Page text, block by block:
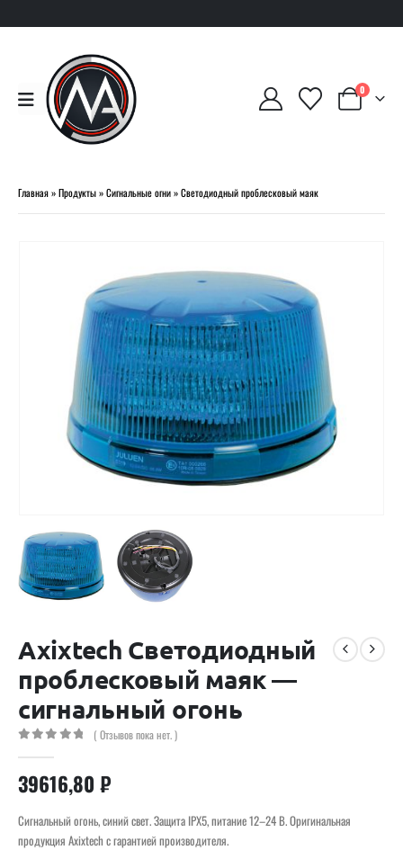
0
Главная»Продукты»Сигнальные огни»Светодиодный проблесковый маяк
Axixtech Светодиодный
проблесковый маяк —
сигнальный огонь
( Отзывов пока нет. )
39616,80 ₽
Сигнальный огонь, синий свет. Защита IPX5, питание 12–24 В. Оригинальная
продукция Axixtech с гарантией производителя.